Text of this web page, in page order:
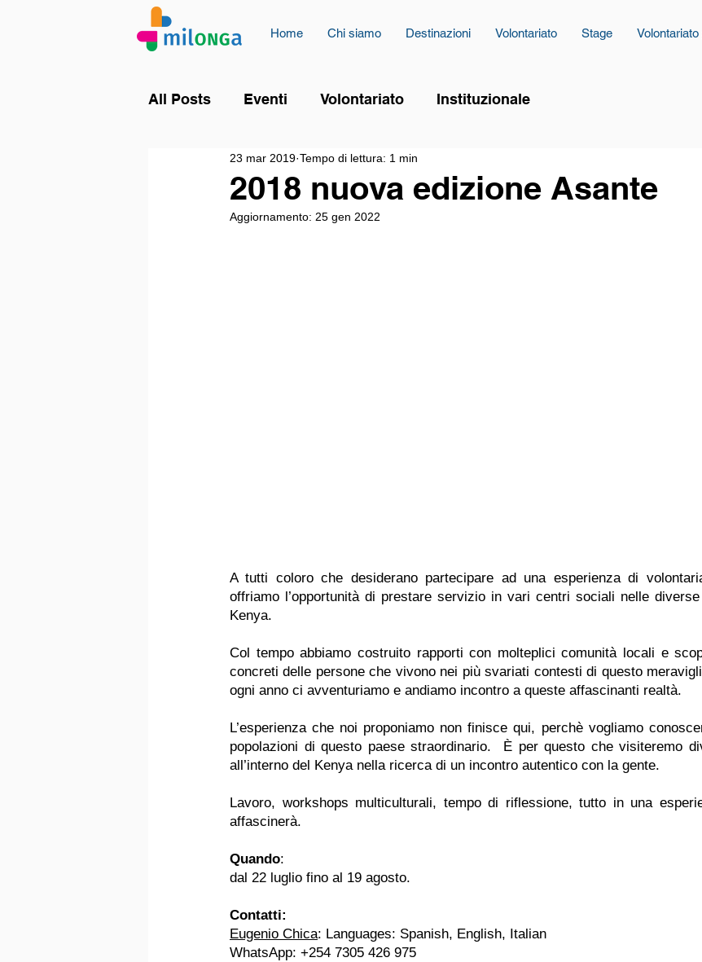
Home Chi siamo Destinazioni Volontariato Stage Volontariato
All Posts Eventi Volontariato Instituzionale
2018 nuova edizione Asante
23 mar 2019 Tempo di lettura: 1 min
Aggiornamento: 25 gen 2022
A tutti coloro che desiderano partecipare ad una esperienza di
offriamo l’opportunità di prestare servizio in vari centri sociali nelle
Kenya.
Col tempo abbiamo costruito rapporti con molteplici comunità locali e
concreti delle persone che vivono nei più svariati contesti di questo
ogni anno ci avventuriamo e andiamo incontro a queste affascinanti realtà.
L’esperienza che noi proponiamo non finisce qui, perchè vogliamo
popolazioni di questo paese straordinario.  È per questo che visiteremo
all’interno del Kenya nella ricerca di un incontro autentico con la gente.
Lavoro, workshops multiculturali, tempo di riflessione, tutto in una
affascinerà.
Quando:
dal 22 luglio fino al 19 agosto.
Contatti:
Eugenio Chica: Languages: Spanish, English, Italian
WhatsApp: +254 7305 426 975